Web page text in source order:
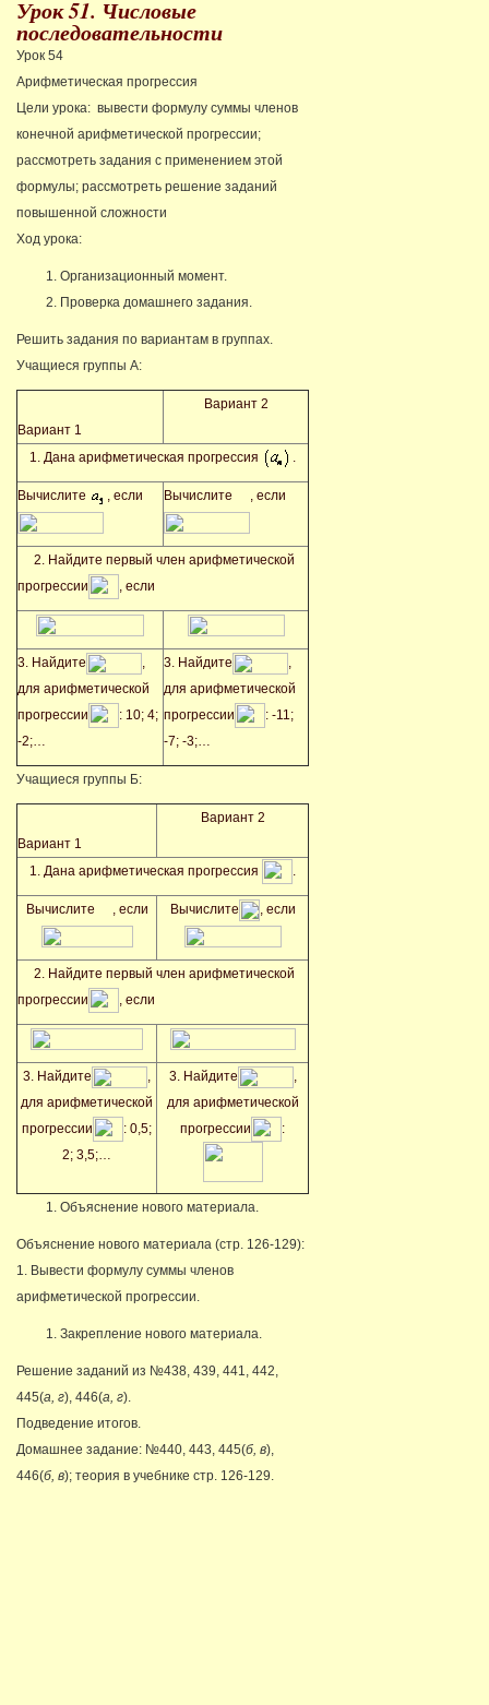
Урок 51. Числовые
последовательности
Урок 54
Арифметическая прогрессия
Цели урока: вывести формулу суммы членов
конечной арифметической прогрессии;
рассмотреть задания с применением этой
формулы; рассмотреть решение заданий
повышенной сложности
Ход урока:
Организационный момент.
Проверка домашнего задания.
Решить задания по вариантам в группах.
Учащиеся группы А:
Вариант 1
Вариант 2
1. Дана арифметическая прогрессия .
Вычислите , если Вычислите , если
2. Найдите первый член арифметической
прогрессии
, если
3. Найдите
,
для арифметической
прогрессии
: 10; 4;
-2;…
3. Найдите
,
для арифметической
прогрессии
: -11;
-7; -3;…
Учащиеся группы Б:
Вариант 1
Вариант 2
1. Дана арифметическая прогрессия .
Вычислите , если Вычислите , если
2. Найдите первый член арифметической
прогрессии
, если
3. Найдите
,
для арифметической
прогрессии
: 0,5;
2; 3,5;…
3. Найдите
,
для арифметической
прогрессии
:
Объяснение нового материала.
Объяснение нового материала (стр. 126-129):
1. Вывести формулу суммы членов
арифметической прогрессии.
Закрепление нового материала.
Решение заданий из №438, 439, 441, 442,
445(а, г), 446(а, г).
Подведение итогов.
Домашнее задание: №440, 443, 445(б, в),
446(б, в); теория в учебнике стр. 126-129.